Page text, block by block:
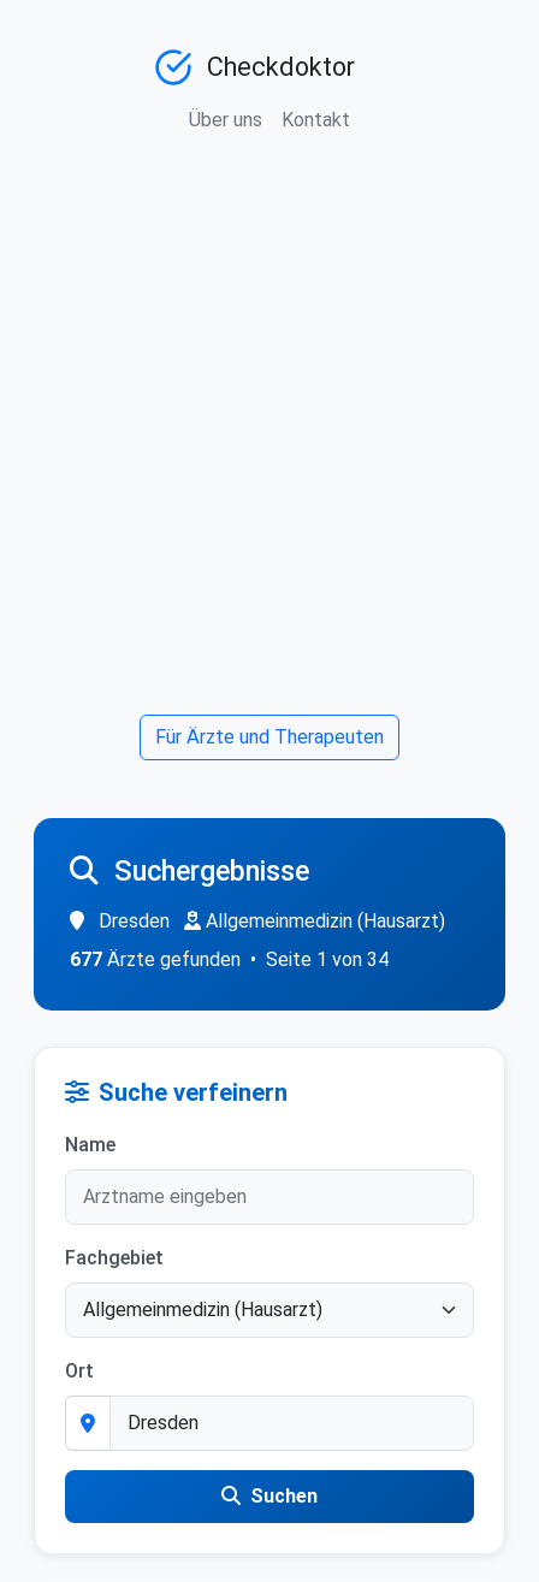
Checkdoktor
Über uns Kontakt
Für Ärzte und Therapeuten
Suchergebnisse
Dresden
Allgemeinmedizin (Hausarzt)
677 Ärzte gefunden • Seite 1 von 34
Suche verfeinern
Name
Fachgebiet
Ort
Suchen